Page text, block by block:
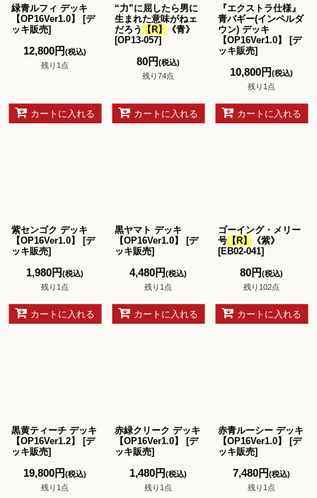
緑青ルフィ デッキ
【OP16Ver1.0】
[デ
ッキ販売]
12,800円(税込)
残り1点
カートに入れる
“力”に屈したら男に
生まれた意味がねェ
だろう
【R】
《青》
[OP13-057]
80円(税込)
残り74点
カートに入れる
『エクストラ仕様』
青バギー(インペルダ
ウン) デッキ
【OP16Ver1.0】
[デ
ッキ販売]
10,800円(税込)
残り1点
カートに入れる
紫センゴク デッキ
【OP16Ver1.0】
[デ
ッキ販売]
1,980円(税込)
残り1点
カートに入れる
黒ヤマト デッキ
【OP16Ver1.0】
[デ
ッキ販売]
4,480円(税込)
残り1点
カートに入れる
ゴーイング・メリー
号【R】
《紫》
[EB02-041]
80円(税込)
残り102点
カートに入れる
黒黄ティーチ デッキ
【OP16Ver1.2】
[デ
ッキ販売]
19,800円(税込)
残り1点
赤緑クリーク デッキ
【OP16Ver1.0】
[デ
ッキ販売]
1,480円(税込)
残り1点
赤青ルーシー デッキ
【OP16Ver1.0】
[デ
ッキ販売]
7,480円(税込)
残り1点